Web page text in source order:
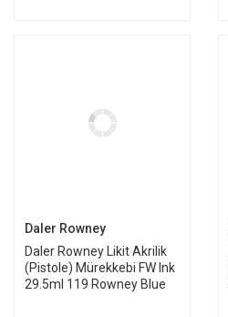
Daler Rowney
Daler Rowney Likit Akrilik
(Pistole) Mürekkebi FW Ink
29.5ml 119 Rowney Blue